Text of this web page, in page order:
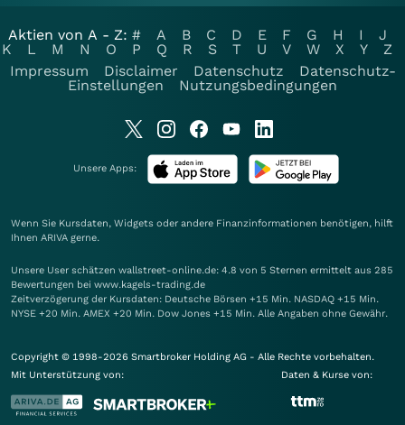
Aktien von A - Z: # A B C D E F G H I
J
K
L M N O P Q R S T U V W X Y
Z
Impressum
Disclaimer Datenschutz
Datenschutz-
Einstellungen
Nutzungsbedingungen
Unsere Apps:
Wenn Sie Kursdaten, Widgets oder andere Finanzinformationen benötigen, hilft
Ihnen ARIVA gerne.
Unsere User schätzen wallstreet-online.de: 4.8 von 5 Sternen ermittelt aus 285
Bewertungen bei www.kagels-trading.de
Zeitverzögerung der Kursdaten: Deutsche Börsen +15 Min. NASDAQ +15 Min.
NYSE +20 Min. AMEX +20 Min. Dow Jones +15 Min. Alle Angaben ohne Gewähr.
Copyright © 1998-2026 Smartbroker Holding AG - Alle Rechte vorbehalten.
Mit Unterstützung von:
Daten & Kurse von: